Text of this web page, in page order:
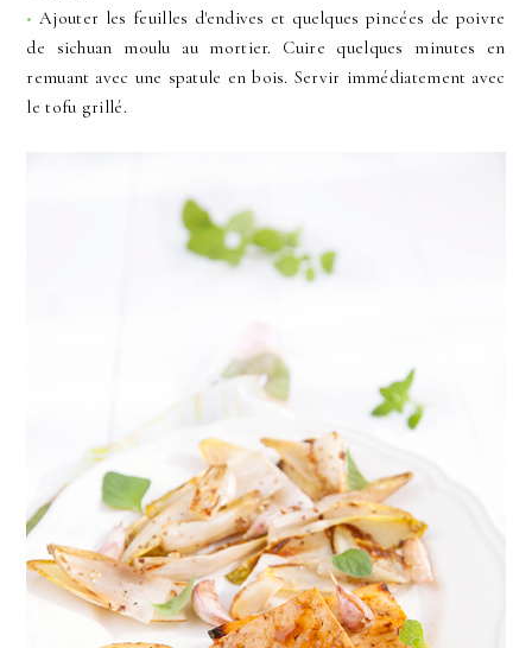
•Ajouter les feuilles d'endives et quelques pincées de poivre
de sichuan moulu au mortier. Cuire quelques minutes en
remuant avec une spatule en bois. Servir immédiatement avec
le tofu grillé.